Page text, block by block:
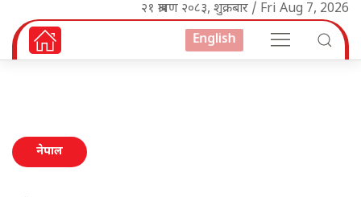
२१ श्रावण २०८३, शुक्रबार / Fri Aug 7, 2026
English
नेपाल